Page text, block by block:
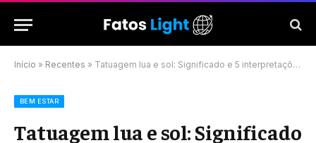
Início » Recentes » Tatuagem lua e sol: Significado e 5 interpretações incríveis
BEM ESTAR
Tatuagem lua e sol: Significado